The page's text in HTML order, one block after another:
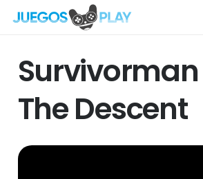
Survivorman
The Descent